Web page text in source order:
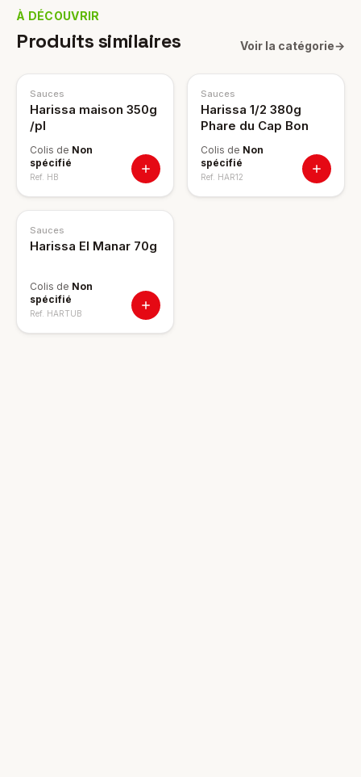
À DÉCOUVRIR
Produits similaires Voir la catégorie→
Sauces
Harissa maison 350g
/pl
Colis de Non
spécifié
Ref. HB
Sauces
Harissa 1/2 380g
Phare du Cap Bon
Colis de Non
spécifié
Ref. HAR12
Sauces
Harissa El Manar 70g
Colis de Non
spécifié
Ref. HARTUB